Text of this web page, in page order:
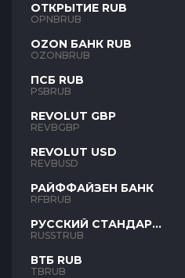
ОТКРЫТИЕ RUB
OPNBRUB
OZON БАНК RUB
OZONBRUB
ПСБ RUB
PSBRUB
REVOLUT GBP
REVBGBP
REVOLUT USD
REVBUSD
РАЙФФАЙЗЕН БАНК
RFBRUB
РУССКИЙ СТАНДАРТ
RUB
RUSSTRUB
ВТБ RUB
TBRUB